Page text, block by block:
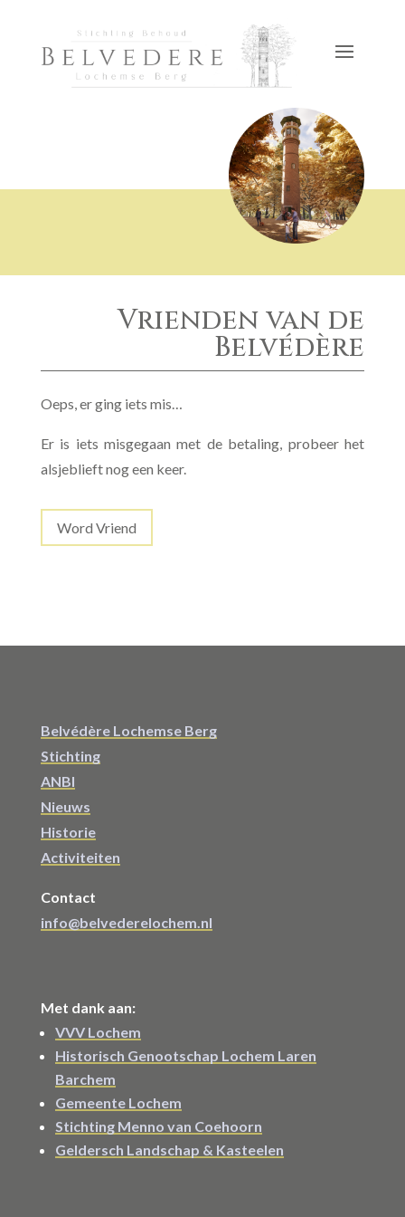
Vrienden van de
Belvédère
Oeps, er ging iets mis…
Er is iets misgegaan met de betaling, probeer het
alsjeblieft nog een keer.
Word Vriend
Belvédère Lochemse Berg
Stichting
ANBI
Nieuws
Historie
Activiteiten
Contact
info@belvederelochem.nl
Met dank aan:
VVV Lochem
Historisch Genootschap Lochem Laren
Barchem
Gemeente Lochem
Stichting Menno van Coehoorn
Geldersch Landschap & Kasteelen